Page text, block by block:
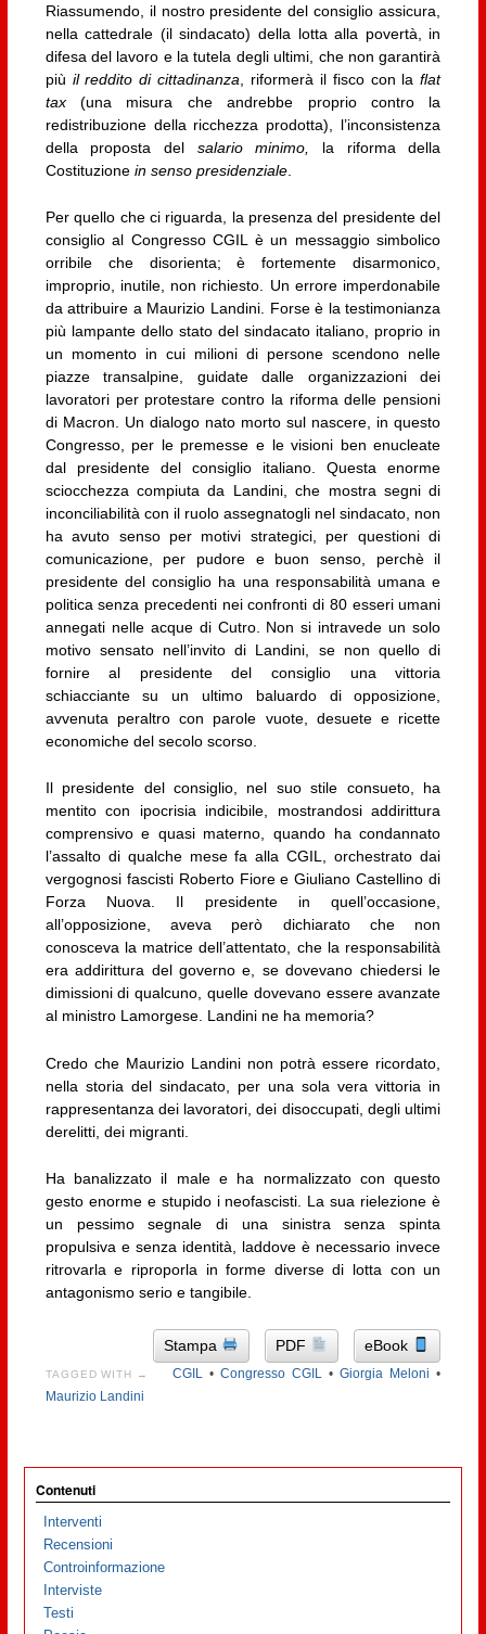
Riassumendo, il nostro presidente del consiglio assicura,
nella cattedrale (il sindacato) della lotta alla povertà, in
difesa del lavoro e la tutela degli ultimi, che non garantirà
più il reddito di cittadinanza , riformerà il fisco con laflat
tax(una misura che andrebbe proprio contro la
redistribuzione della ricchezza prodotta), l’inconsistenza
della proposta del salario minimo, la riforma della
Costituzionein senso presidenziale.
Per quello che ci riguarda, la presenza del presidente del
consiglio al Congresso CGIL è un messaggio simbolico
orribile che disorienta; è fortemente disarmonico,
improprio, inutile, non richiesto. Un errore imperdonabile
da attribuire a Maurizio Landini. Forse è la testimonianza
più lampante dello stato del sindacato italiano, proprio in
un momento in cui milioni di persone scendono nelle
piazze transalpine, guidate dalle organizzazioni dei
lavoratori per protestare contro la riforma delle pensioni
di Macron. Un dialogo nato morto sul nascere, in questo
Congresso, per le premesse e le visioni ben enucleate
dal presidente del consiglio italiano. Questa enorme
sciocchezza compiuta da Landini, che mostra segni di
inconciliabilità con il ruolo assegnatogli nel sindacato, non
ha avuto senso per motivi strategici, per questioni di
comunicazione, per pudore e buon senso, perchè il
presidente del consiglio ha una responsabilità umana e
politica senza precedenti nei confronti di 80 esseri umani
annegati nelle acque di Cutro. Non si intravede un solo
motivo sensato nell’invito di Landini, se non quello di
fornire al presidente del consiglio una vittoria
schiacciante su un ultimo baluardo di opposizione,
avvenuta peraltro con parole vuote, desuete e ricette
economiche del secolo scorso.
Il presidente del consiglio, nel suo stile consueto, ha
mentito con ipocrisia indicibile, mostrandosi addirittura
comprensivo e quasi materno, quando ha condannato
l’assalto di qualche mese fa alla CGIL, orchestrato dai
vergognosi fascisti Roberto Fiore e Giuliano Castellino di
Forza Nuova. Il presidente in quell’occasione,
all’opposizione, aveva però dichiarato che non
conosceva la matrice dell’attentato, che la responsabilità
era addirittura del governo e, se dovevano chiedersi le
dimissioni di qualcuno, quelle dovevano essere avanzate
al ministro Lamorgese. Landini ne ha memoria?
Credo che Maurizio Landini non potrà essere ricordato,
nella storia del sindacato, per una sola vera vittoria in
rappresentanza dei lavoratori, dei disoccupati, degli ultimi
derelitti, dei migranti.
Ha banalizzato il male e ha normalizzato con questo
gesto enorme e stupido i neofascisti. La sua rielezione è
un pessimo segnale di una sinistra senza spinta
propulsiva e senza identità, laddove è necessario invece
ritrovarla e riproporla in forme diverse di lotta con un
antagonismo serio e tangibile.
Stampa PDF eBook
TAGGED WITH → CGIL •Congresso CGIL •Giorgia Meloni •
Maurizio Landini
Contenuti
Interventi
Recensioni
Controinformazione
Interviste
Testi